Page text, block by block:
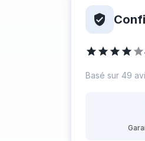
Basé sur 49